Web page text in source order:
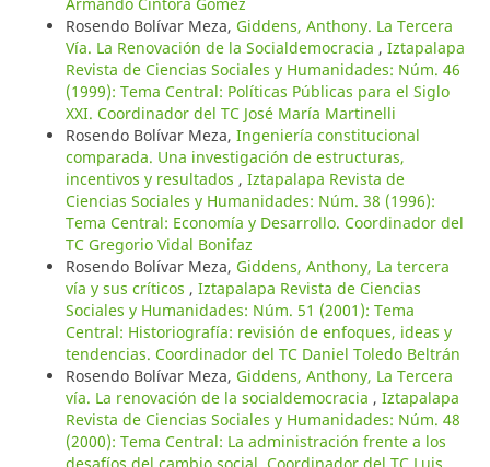
Rosendo Bolívar Meza, Giddens, Anthony. La Tercera
Vía. La Renovación de la Socialdemocracia , Iztapalapa
Revista de Ciencias Sociales y Humanidades: Núm. 46
(1999): Tema Central: Políticas Públicas para el Siglo
XXI. Coordinador del TC José María Martinelli
Rosendo Bolívar Meza, Ingeniería constitucional
comparada. Una investigación de estructuras,
incentivos y resultados , Iztapalapa Revista de
Ciencias Sociales y Humanidades: Núm. 38 (1996):
Tema Central: Economía y Desarrollo. Coordinador del
TC Gregorio Vidal Bonifaz
Rosendo Bolívar Meza, Giddens, Anthony, La tercera
vía y sus críticos , Iztapalapa Revista de Ciencias
Sociales y Humanidades: Núm. 51 (2001): Tema
Central: Historiografía: revisión de enfoques, ideas y
tendencias. Coordinador del TC Daniel Toledo Beltrán
Rosendo Bolívar Meza, Giddens, Anthony, La Tercera
vía. La renovación de la socialdemocracia , Iztapalapa
Revista de Ciencias Sociales y Humanidades: Núm. 48
(2000): Tema Central: La administración frente a los
desafíos del cambio social. Coordinador del TC Luis